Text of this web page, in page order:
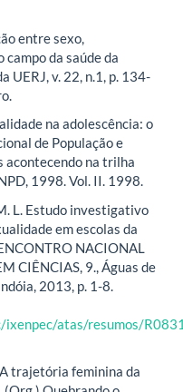
entre sexo,
da saúde da
UERJ, v. 22, n.1, p. 134-
na adolescência: o
de População e
acontecendo na trilha
1998. Vol. II. 1998.
L. Estudo investigativo
em escolas da
NACIONAL
CIÊNCIAS, 9., Águas de
2013, p. 1-8.
atas/resumos/
A trajetória feminina da